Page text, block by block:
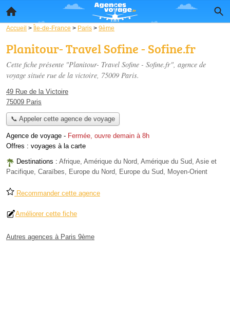
Accueil > Île-de-France > Paris > 9ème
Planitour- Travel Sofine - Sofine.fr
Cette fiche présente "Planitour- Travel Sofine - Sofine.fr", agence de
voyage située rue de la victoire, 75009 Paris.
49 Rue de la Victoire
75009 Paris
📞 Appeler cette agence de voyage
Agence de voyage - Fermée, ouvre demain à 8h
Offres : voyages à la carte
Destinations : Afrique, Amérique du Nord, Amérique du Sud, Asie et
Pacifique, Caraïbes, Europe du Nord, Europe du Sud, Moyen-Orient
Recommander cette agence
Améliorer cette fiche
Autres agences à Paris 9ème